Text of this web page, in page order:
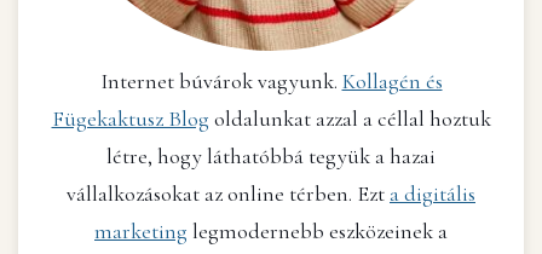
Internet búvárok vagyunk. Kollagén és
Fügekaktusz Blog oldalunkat azzal a céllal hoztuk
létre, hogy láthatóbbá tegyük a hazai
vállalkozásokat az online térben. Ezt a digitális
marketing legmodernebb eszközeinek a